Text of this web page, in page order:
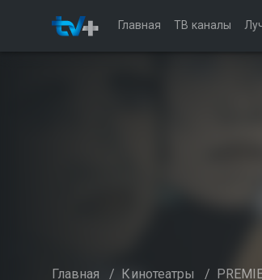
Главная ТВ каналы
Главная / Кинотеатры /